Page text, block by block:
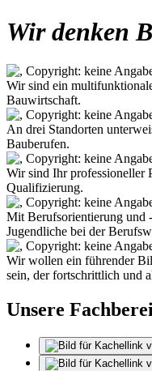
Wir denken
Wir sind ein
Bauwirtschaft.
An drei Standorten
Bauberufen.
Wir sind Ihr professioneller
Qualifizierung.
Mit Berufsorientierung und
Jugendliche bei der
Wir wollen ein führender
sein, der fortschrittlich und
Unsere